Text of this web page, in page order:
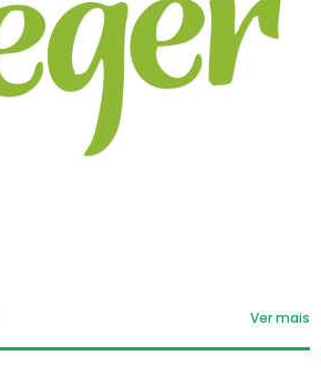
Ver mais